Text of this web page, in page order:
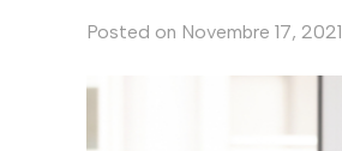
Posted on Novembre 17, 2021